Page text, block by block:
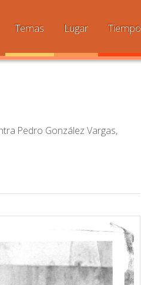
Temas Lugar Tiempo
Pedro González Vargas,